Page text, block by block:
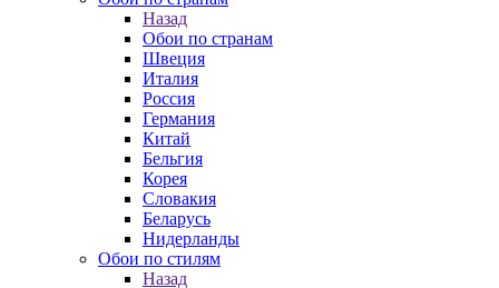
Назад
Обои по странам
Швеция
Италия
Россия
Германия
Китай
Бельгия
Корея
Словакия
Беларусь
Нидерланды
Обои по стилям
Назад